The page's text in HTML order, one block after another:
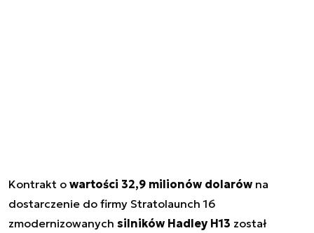
Kontrakt o wartości 32,9 milionów dolarów na
dostarczenie do firmy Stratolaunch 16
zmodernizowanych silników Hadley H13 został